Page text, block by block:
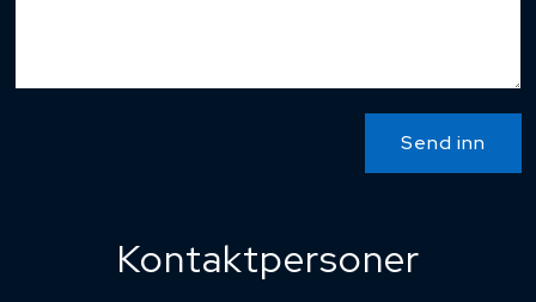
Send inn
Kontaktpersoner